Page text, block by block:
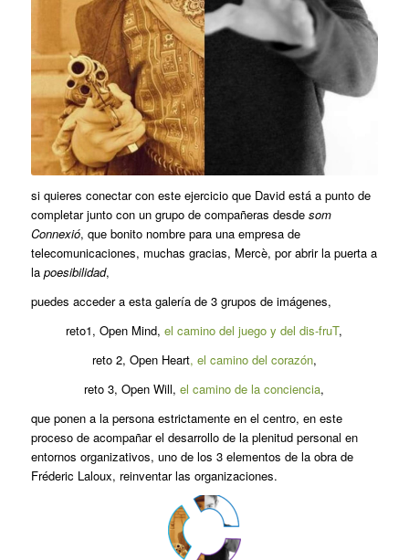
si quieres conectar con este ejercicio que David está a punto de
completar junto con un grupo de compañeras desde som
Connexió, que bonito nombre para una empresa de
telecomunicaciones, muchas gracias, Mercè, por abrir la puerta a
la poesibilidad,
puedes acceder a esta galería de 3 grupos de imágenes,
reto1, Open Mind,el camino del juego y del dis-fruT,
reto 2, Open Heart, el camino del corazón,
reto 3, Open Will,el camino de la conciencia,
que ponen a la persona estrictamente en el centro, en este
proceso de acompañar el desarrollo de la plenitud personal en
entornos organizativos, uno de los 3 elementos de la obra de
Fréderic Laloux, reinventar las organizaciones.